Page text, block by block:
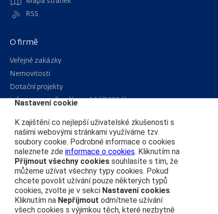
RSS
Čím se řídíme
Ochrana osobních údajů
Prohlášení o přístupnosti
Zásady používání cookies
Nastavení cookies
O firmě
Veřejné zakázky
Nemovitosti
Dotační projekty
Informace podle zákona 106/1999 Sb.
Nastavení cookie
K zajištění co nejlepší uživatelské zkušenosti s
našimi webovými stránkami využíváme tzv.
soubory cookie. Podrobné informace o cookies
naleznete zde informace o cookies. Kliknutím na
Přijmout všechny cookies souhlasíte s tím, že
můžeme užívat všechny typy cookies. Pokud
chcete povolit užívání pouze některých typů
cookies, zvolte je v sekci Nastavení cookies.
Kliknutím na Nepřijmout odmítnete užívání
všech cookies s výjimkou těch, které nezbytně